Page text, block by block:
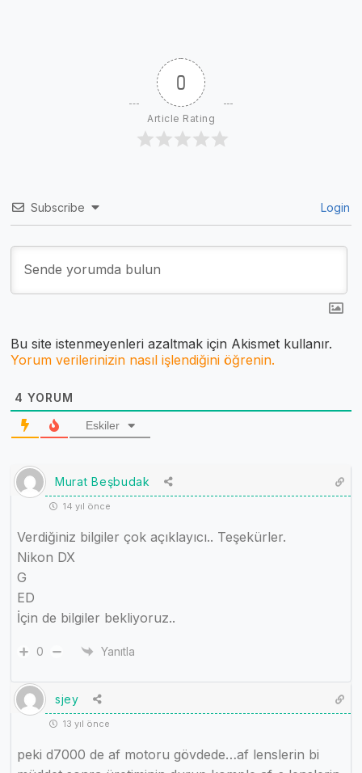
0
Article Rating
Subscribe Login
Bu site istenmeyenleri azaltmak için Akismet kullanır.
Yorum verilerinizin nasıl işlendiğini öğrenin.
4 YORUM
Eskiler
Murat Beşbudak
14 yıl önce
Verdiğiniz bilgiler çok açıklayıcı.. Teşekürler.
Nikon DX
G
ED
İçin de bilgiler bekliyoruz..
0 Yanıtla
sjey
13 yıl önce
peki d7000 de af motoru gövdede…af lenslerin bi